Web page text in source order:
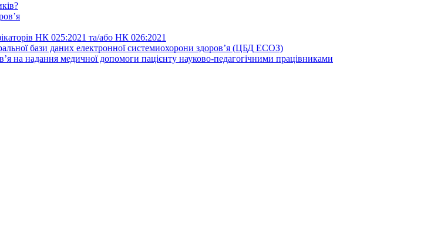
НК 025:2021 та/або НК 026:2021
бази даних електронної системиохорони здоров’я (ЦБД ЕСОЗ)
на надання медичної допомоги пацієнту науково-педагогічними працівниками